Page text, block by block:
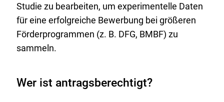
Studie zu bearbeiten, um experimentelle Daten
für eine erfolgreiche Bewerbung bei größeren
Förderprogrammen (z. B. DFG, BMBF) zu
sammeln.
Wer ist antragsberechtigt?